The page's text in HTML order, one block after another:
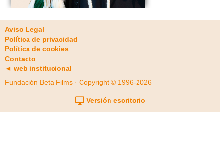
Aviso Legal
Política de privacidad
Política de cookies
Contacto
◄ web institucional
Fundación Beta Films · Copyright © 1996-2026
Versión escritorio